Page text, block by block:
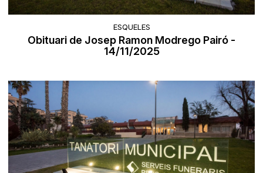
ESQUELES
Obituari de Josep Ramon Modrego Pairó -
14/11/2025